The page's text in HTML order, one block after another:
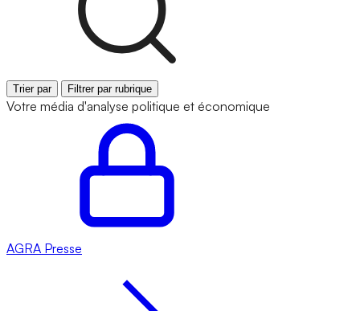
Trier par Filtrer par rubrique
Votre média d'analyse politique et économique
AGRA Presse